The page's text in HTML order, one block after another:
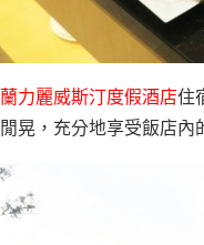
力麗威斯汀度假酒店住
晃，充分地享受飯店內